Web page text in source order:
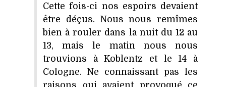
Cette fois-ci nos espoirs devaient
être déçus. Nous nous remîmes
bien à rouler dans la nuit du 12 au
13, mais le matin nous nous
trouvions à Koblentz et le 14 à
Cologne. Ne connaissant pas les
raisons qui avaient provoqué ce